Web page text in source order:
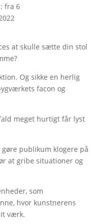
fra 6
at skulle sætte din stol
Og sikke en herlig
facon og
meget hurtigt får lyst
publikum klogere på
at gribe situationer og
som
hvor kunstnerens
værk.